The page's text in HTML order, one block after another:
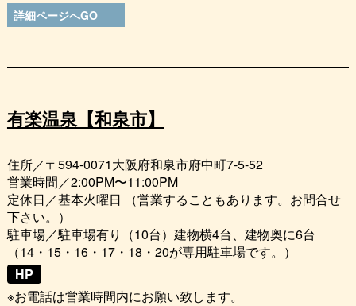
詳細ページへGO
有楽温泉【和泉市】
住所／〒594-0071大阪府和泉市府中町7-5-52
営業時間／2:00PM〜11:00PM
定休日／基本火曜日 （営業することもあります。お問合せ
下さい。）
駐車場／駐車場有り（10台）建物横4台、建物奥に6台
（14・15・16・17・18・20が専用駐車場です。）
HP
※お電話は営業時間内にお願い致します。